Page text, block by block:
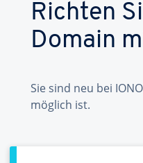
Richten
Domain
Sie sind neu bei
möglich ist.